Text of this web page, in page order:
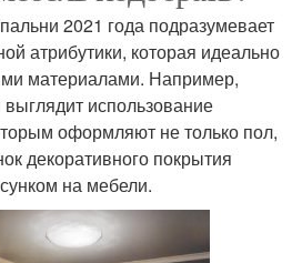
2021 года подразумевает
атрибутики, которая идеально
материалами. Например,
использование
оформляют не только пол,
декоративного покрытия
на мебели.